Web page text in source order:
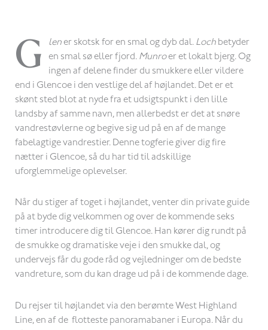
G lener skotsk for en smal og dyb dal. Lochbetyder
en smal sø eller fjord. Munroer et lokalt bjerg. Og
ingen af delene finder du smukkere eller vildere
end i Glencoe i den vestlige del af højlandet. Det er et
skønt sted blot at nyde fra et udsigtspunkt i den lille
landsby af samme navn, men allerbedst er det at snøre
vandrestøvlerne og begive sig ud på en af de mange
fabelagtige vandrestier. Denne togferie giver dig fire
nætter i Glencoe, så du har tid til adskillige
uforglemmelige oplevelser.
Når du stiger af toget i højlandet, venter din private guide
på at byde dig velkommen og over de kommende seks
timer introducere dig til Glencoe. Han kører dig rundt på
de smukke og dramatiske veje i den smukke dal, og
undervejs får du gode råd og vejledninger om de bedste
vandreture, som du kan drage ud på i de kommende dage.
Du rejser til højlandet via den berømte West Highland
Line, en af de flotteste panoramabaner i Europa. Når du